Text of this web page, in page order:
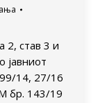
2, став 3 и
јавниот
14, 27/16
бр. 143/19